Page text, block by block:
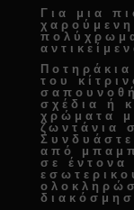
Για μια
του
σχέδια ή
χρώματα
ζωντάνια
από
σε